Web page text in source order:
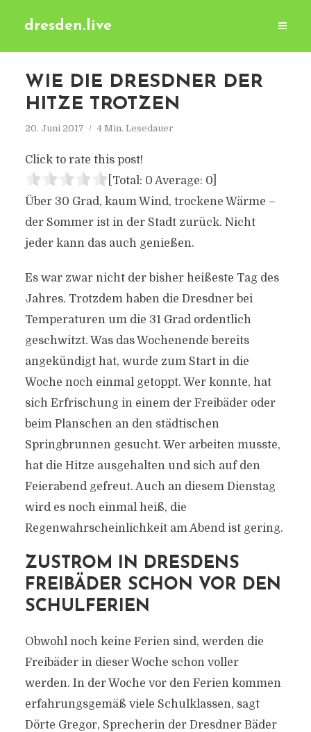
dresden.live
WIE DIE DRESDNER DER
HITZE TROTZEN
20. Juni 2017 4 Min. Lesedauer
Click to rate this post!
[Total: 0 Average: 0]
Über 30 Grad, kaum Wind, trockene Wärme –
der Sommer ist in der Stadt zurück. Nicht
jeder kann das auch genießen.
Es war zwar nicht der bisher heißeste Tag des
Jahres. Trotzdem haben die Dresdner bei
Temperaturen um die 31 Grad ordentlich
geschwitzt. Was das Wochenende bereits
angekündigt hat, wurde zum Start in die
Woche noch einmal getoppt. Wer konnte, hat
sich Erfrischung in einem der Freibäder oder
beim Planschen an den städtischen
Springbrunnen gesucht. Wer arbeiten musste,
hat die Hitze ausgehalten und sich auf den
Feierabend gefreut. Auch an diesem Dienstag
wird es noch einmal heiß, die
Regenwahrscheinlichkeit am Abend ist gering.
ZUSTROM IN DRESDENS
FREIBÄDER SCHON VOR DEN
SCHULFERIEN
Obwohl noch keine Ferien sind, werden die
Freibäder in dieser Woche schon voller
werden. In der Woche vor den Ferien kommen
erfahrungsgemäß viele Schulklassen, sagt
Dörte Gregor, Sprecherin der Dresdner Bäder